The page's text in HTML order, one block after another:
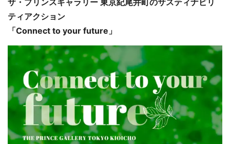
ティアクション
「Connect to your future」